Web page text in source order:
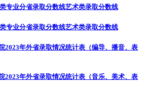
专业分省录取分数线艺术类录取分数线
专业分省录取分数线艺术类录取分数线
2023年外省录取情况统计表（编导、播音、表
2023年外省录取情况统计表（音乐、美术、表